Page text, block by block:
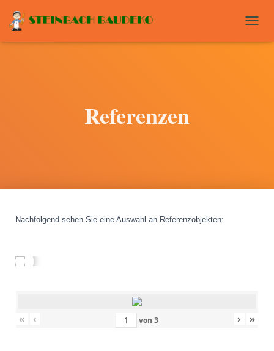
O
Referenzen
Nachfolgend sehen Sie eine Auswahl an Referenzobjekten:
« ‹ von 3 › »